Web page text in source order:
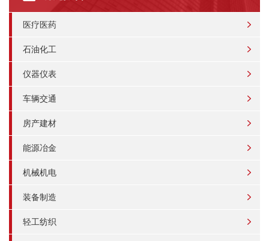
医疗医药
石油化工
仪器仪表
车辆交通
房产建材
能源冶金
机械机电
装备制造
轻工纺织